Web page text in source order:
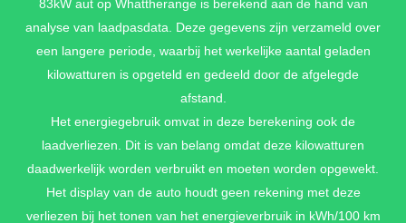
€ 700,-
€ 700,-
ACQUA AZURE METALLIC
LUNA BRONZE METALLIC
analyse van laadpasdata. Deze gegevens zijn verzameld over
een langere periode, waarbij het werkelijke aantal geladen
kilowatturen is opgeteld en gedeeld door de afgelegde
afstand.
Het energiegebruik omvat in deze berekening ook de
laadverliezen. Dit is van belang omdat deze kilowatturen
daadwerkelijk worden verbruikt en moeten worden opgewekt.
Het display van de auto houdt geen rekening met deze
verliezen bij het tonen van het energieverbruik in kWh/100 km